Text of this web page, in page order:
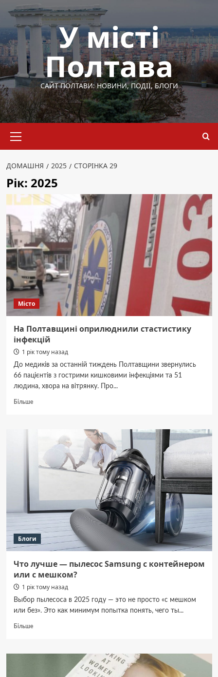
Перейти
вмісту
У місті
Полтава
САЙТ ПОЛТАВИ: НОВИНИ, ПОДІЇ, БЛОГИ
меню
ДОМАШНЯ 2025 СТОРІНКА 29
Рік: 2025
Місто
На Полтавщині оприлюднили стастистику
інфекцій
1 рік тому назад
До медиків за останній тиждень Полтавщини звернулись
66 пацієнтів з гострими кишковими інфекціями та 51
людина, хвора на вітрянку. Про...
БільшеДокладніше
оприлюднили
стастистику
Блоги
Что лучше — пылесос Samsung с контейнером
или с мешком?
1 рік тому назад
Выбор пылесоса в 2025 году — это не просто «с мешком
или без». Это как минимум попытка понять, чего ты...
БільшеДокладніше
лучше